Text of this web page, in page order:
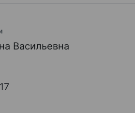
Васильевна